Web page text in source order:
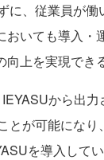
、従業員が
いても導入・
上を実現できる
から出
とが可能にな
を導入して